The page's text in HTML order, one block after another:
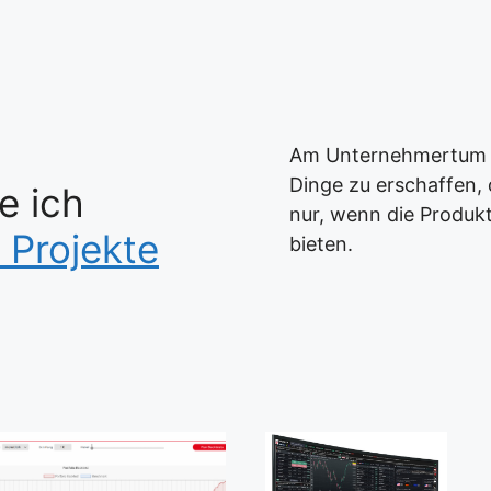
ich
Projekte
Am
Dinge zu erschaffen,
nur, wenn die
bieten.